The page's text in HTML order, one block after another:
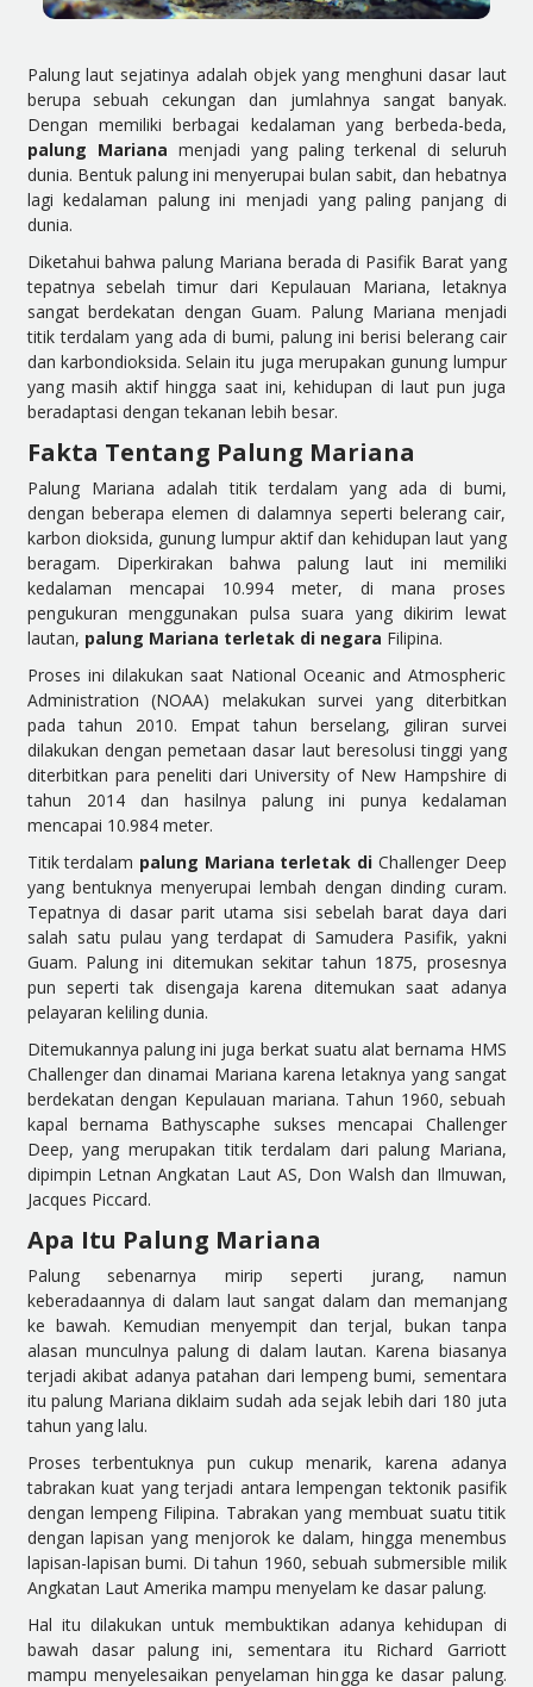
Palung laut sejatinya adalah objek yang menghuni dasar laut
berupa sebuah cekungan dan jumlahnya sangat banyak.
Dengan memiliki berbagai kedalaman yang berbeda-beda,
palung Mariana menjadi yang paling terkenal di seluruh
dunia. Bentuk palung ini menyerupai bulan sabit, dan hebatnya
lagi kedalaman palung ini menjadi yang paling panjang di
dunia.
Diketahui bahwa palung Mariana berada di Pasifik Barat yang
tepatnya sebelah timur dari Kepulauan Mariana, letaknya
sangat berdekatan dengan Guam. Palung Mariana menjadi
titik terdalam yang ada di bumi, palung ini berisi belerang cair
dan karbondioksida. Selain itu juga merupakan gunung lumpur
yang masih aktif hingga saat ini, kehidupan di laut pun juga
beradaptasi dengan tekanan lebih besar.
Fakta Tentang Palung Mariana
Palung Mariana adalah titik terdalam yang ada di bumi,
dengan beberapa elemen di dalamnya seperti belerang cair,
karbon dioksida, gunung lumpur aktif dan kehidupan laut yang
beragam. Diperkirakan bahwa palung laut ini memiliki
kedalaman mencapai 10.994 meter, di mana proses
pengukuran menggunakan pulsa suara yang dikirim lewat
lautan, palung Mariana terletak di negara Filipina.
Proses ini dilakukan saat National Oceanic and Atmospheric
Administration (NOAA) melakukan survei yang diterbitkan
pada tahun 2010. Empat tahun berselang, giliran survei
dilakukan dengan pemetaan dasar laut beresolusi tinggi yang
diterbitkan para peneliti dari University of New Hampshire di
tahun 2014 dan hasilnya palung ini punya kedalaman
mencapai 10.984 meter.
Titik terdalam palung Mariana terletak di Challenger Deep
yang bentuknya menyerupai lembah dengan dinding curam.
Tepatnya di dasar parit utama sisi sebelah barat daya dari
salah satu pulau yang terdapat di Samudera Pasifik, yakni
Guam. Palung ini ditemukan sekitar tahun 1875, prosesnya
pun seperti tak disengaja karena ditemukan saat adanya
pelayaran keliling dunia.
Ditemukannya palung ini juga berkat suatu alat bernama HMS
Challenger dan dinamai Mariana karena letaknya yang sangat
berdekatan dengan Kepulauan mariana. Tahun 1960, sebuah
kapal bernama Bathyscaphe sukses mencapai Challenger
Deep, yang merupakan titik terdalam dari palung Mariana,
dipimpin Letnan Angkatan Laut AS, Don Walsh dan Ilmuwan,
Jacques Piccard.
Apa Itu Palung Mariana
Palung sebenarnya mirip seperti jurang, namun
keberadaannya di dalam laut sangat dalam dan memanjang
ke bawah. Kemudian menyempit dan terjal, bukan tanpa
alasan munculnya palung di dalam lautan. Karena biasanya
terjadi akibat adanya patahan dari lempeng bumi, sementara
itu palung Mariana diklaim sudah ada sejak lebih dari 180 juta
tahun yang lalu.
Proses terbentuknya pun cukup menarik, karena adanya
tabrakan kuat yang terjadi antara lempengan tektonik pasifik
dengan lempeng Filipina. Tabrakan yang membuat suatu titik
dengan lapisan yang menjorok ke dalam, hingga menembus
lapisan-lapisan bumi. Di tahun 1960, sebuah submersible milik
Angkatan Laut Amerika mampu menyelam ke dasar palung.
Hal itu dilakukan untuk membuktikan adanya kehidupan di
bawah dasar palung ini, sementara itu Richard Garriott
mampu menyelesaikan penyelaman hingga ke dasar palung.